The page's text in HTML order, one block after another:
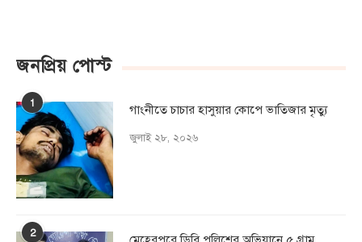
জনপ্রিয় পোস্ট
1 গাংনীতে চাচার হাসুয়ার কােপে ভাতিজার মৃত্যু
জুলাই ২৮, ২০২৬
2